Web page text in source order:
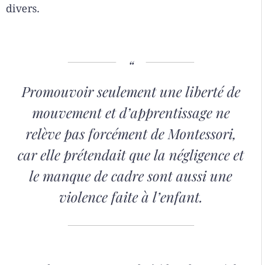
divers.
Promouvoir seulement une liberté de
mouvement et d’apprentissage ne
relève pas forcément de Montessori,
car elle prétendait que la négligence et
le manque de cadre sont aussi une
violence faite à l’enfant.